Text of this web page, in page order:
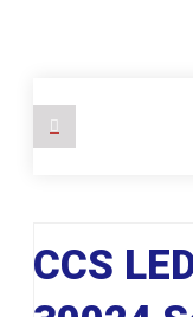
CCS